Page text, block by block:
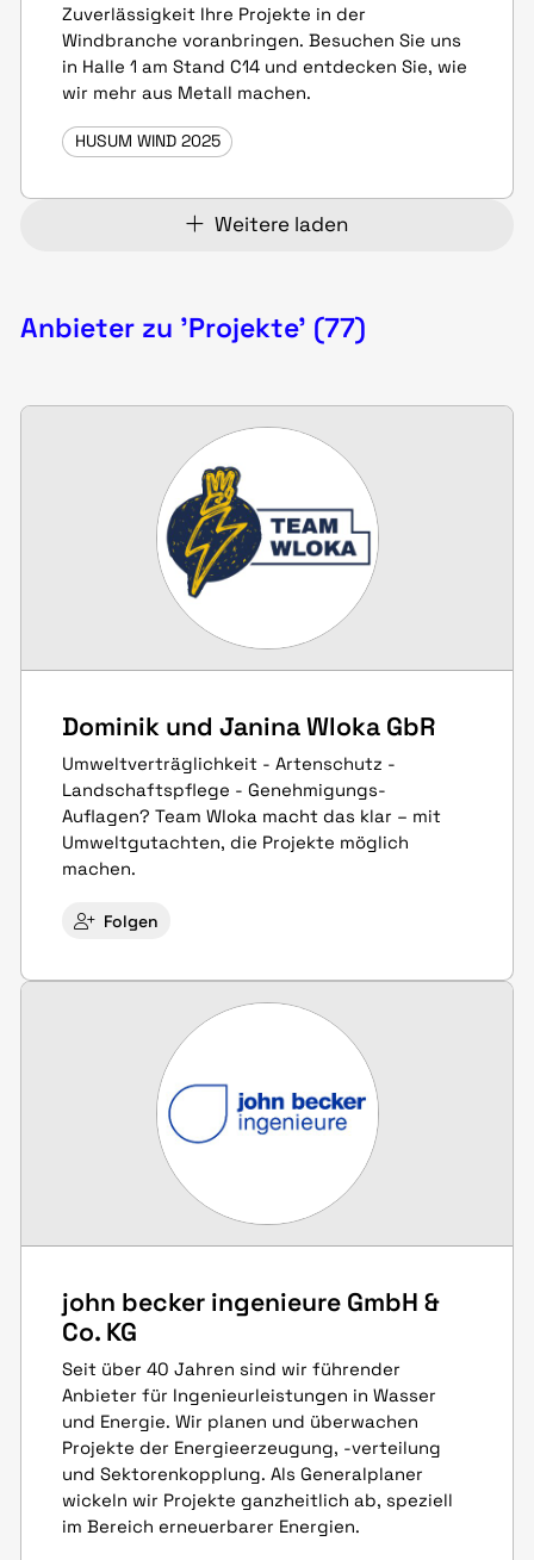
Zuverlässigkeit Ihre Projekte in der
Windbranche voranbringen. Besuchen Sie uns
in Halle 1 am Stand C14 und entdecken Sie, wie
wir mehr aus Metall machen.
HUSUM WIND 2025
Weitere laden
Anbieter zu 'Projekte' (77)
Dominik und Janina Wloka GbR
Umweltverträglichkeit - Artenschutz -
Landschaftspflege - Genehmigungs-
Auflagen? Team Wloka macht das klar – mit
Umweltgutachten, die Projekte möglich
machen.
Folgen
john becker ingenieure GmbH &
Co. KG
Seit über 40 Jahren sind wir führender
Anbieter für Ingenieurleistungen in Wasser
und Energie. Wir planen und überwachen
Projekte der Energieerzeugung, -verteilung
und Sektorenkopplung. Als Generalplaner
wickeln wir Projekte ganzheitlich ab, speziell
im Bereich erneuerbarer Energien.